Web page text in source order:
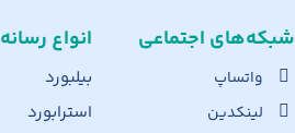
انواع رسانه
بیلبورد
استرابورد
شبکه‌های اجت​ماعی
واتساپ
لینکدین